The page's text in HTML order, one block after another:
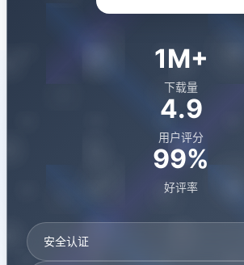
1M+
下载量
4.9
用户评分
99%
好评率
安全认证